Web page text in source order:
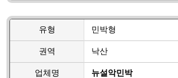
유형 민박형
권역 낙산
업체명 뉴설악민박